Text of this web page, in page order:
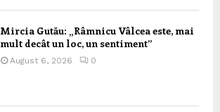
Mircia Gutău: „Râmnicu Vâlcea este, mai
mult decât un loc, un sentiment”
August 6, 2026 0